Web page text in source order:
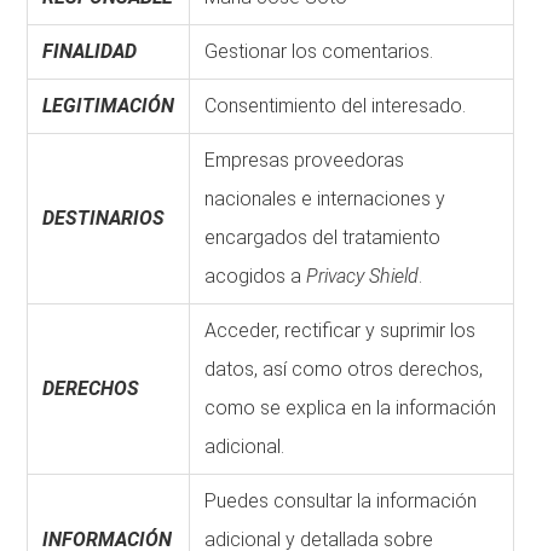
FINALIDAD Gestionar los comentarios.
LEGITIMACIÓN Consentimiento del interesado.
DESTINARIOS
Empresas proveedoras
nacionales e internaciones y
encargados del tratamiento
acogidos aPrivacy Shield.
DERECHOS
Acceder, rectificar y suprimir los
datos, así como otros derechos,
como se explica en la información
adicional.
INFORMACIÓN
Puedes consultar la información
adicional y detallada sobre